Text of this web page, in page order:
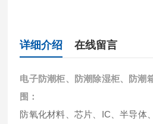
详细介绍 在线留言
电子防潮柜、防潮除湿柜、防潮
围：
防氧化材料、芯片、IC、半导体